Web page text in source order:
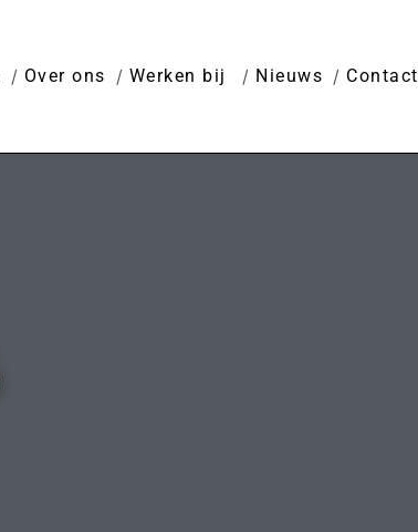
Over ons Werken bij Nieuws Contact